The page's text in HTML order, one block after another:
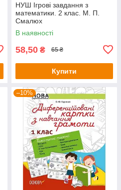
НУШ Ігрові завдання з
математики. 2 клас. М. П.
Смалюх
В наявності
58,50 ₴ 65 ₴
Купити
–10%